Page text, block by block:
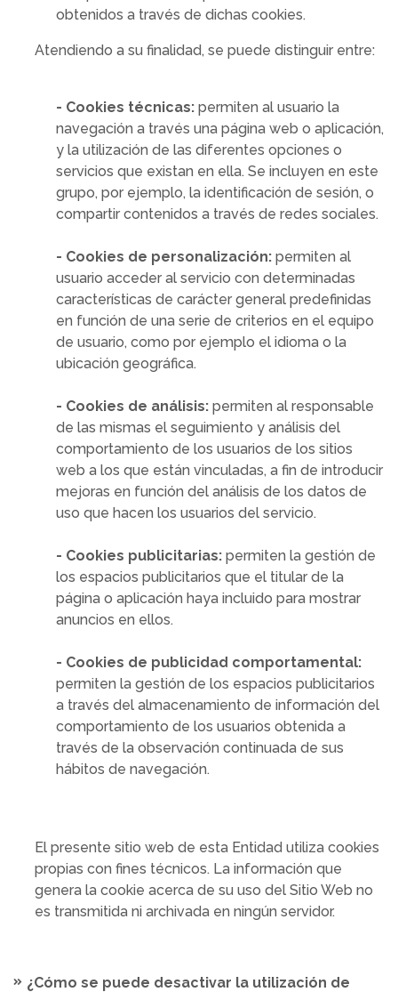
obtenidos a través de dichas cookies.
Atendiendo a su finalidad, se puede distinguir entre:
- Cookies técnicas: permiten al usuario la
navegación a través una página web o aplicación,
y la utilización de las diferentes opciones o
servicios que existan en ella. Se incluyen en este
grupo, por ejemplo, la identificación de sesión, o
compartir contenidos a través de redes sociales.
- Cookies de personalización: permiten al
usuario acceder al servicio con determinadas
características de carácter general predefinidas
en función de una serie de criterios en el equipo
de usuario, como por ejemplo el idioma o la
ubicación geográfica.
- Cookies de análisis: permiten al responsable
de las mismas el seguimiento y análisis del
comportamiento de los usuarios de los sitios
web a los que están vinculadas, a fin de introducir
mejoras en función del análisis de los datos de
uso que hacen los usuarios del servicio.
- Cookies publicitarias: permiten la gestión de
los espacios publicitarios que el titular de la
página o aplicación haya incluido para mostrar
anuncios en ellos.
- Cookies de publicidad comportamental:
permiten la gestión de los espacios publicitarios
a través del almacenamiento de información del
comportamiento de los usuarios obtenida a
través de la observación continuada de sus
hábitos de navegación.
El presente sitio web de esta Entidad utiliza cookies
propias con fines técnicos. La información que
genera la cookie acerca de su uso del Sitio Web no
es transmitida ni archivada en ningún servidor.
¿Cómo se puede desactivar la utilización de